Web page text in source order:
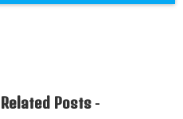
Related Posts-